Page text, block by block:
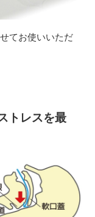
てお使いいただ
トレスを最